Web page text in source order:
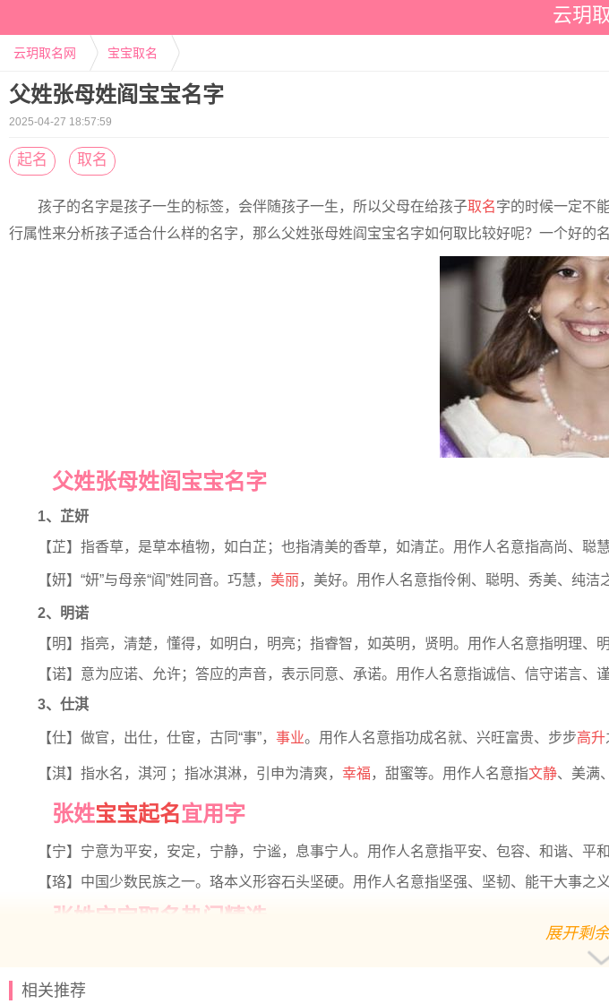
云玥
云玥取名网 宝宝取名
父姓张母姓阎宝宝名字
2025-04-27 18:57:59
起名 取名
孩子的名字是孩子一生的标签，会伴随孩子一生，所以父母在给孩子取名字的时候一定不
行属性来分析孩子适合什么样的名字，那么父姓张母姓阎宝宝名字如何取比较好呢？一个好的
父姓张母姓阎宝宝名字
1、芷妍
【芷】指香草，是草本植物，如白芷；也指清美的香草，如清芷。用作人名意指高尚、聪
【妍】“妍”与母亲“阎”姓同音。巧慧， 美丽 ，美好。用作人名意指伶俐、聪明、秀美、纯洁
2、明诺
【明】指亮，清楚，懂得，如明白，明亮；指睿智，如英明，贤明。用作人名意指明理、明
【诺】意为应诺、允许；答应的声音，表示同意、承诺。用作人名意指诚信、信守诺言、
3、仕淇
【仕】做官，出仕，仕宦，古同“事”， 事业。用作人名意指功成名就、兴旺富贵、步步高升
【淇】指水名，淇河 ；指冰淇淋，引申为清爽， 幸福 ，甜蜜等。用作人名意指文静、美满
张姓宝宝起名宜用字
【宁】宁意为平安，安定，宁静，宁谧，息事宁人。用作人名意指平安、包容、和谐、平
【珞】中国少数民族之一。珞本义形容石头坚硬。用作人名意指坚强、坚韧、能干大事之义
张姓宝宝取名热门精选
【乐善】 【依雯】 【以晗】 【书梦】
展开剩
相关推荐